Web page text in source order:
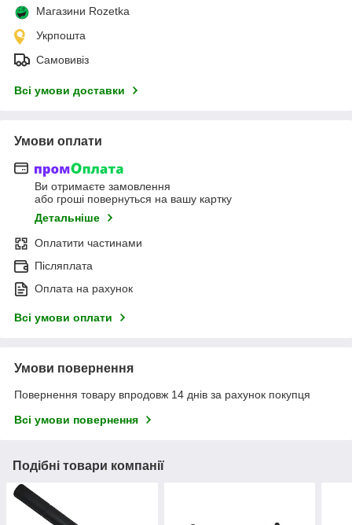
Магазини Rozetka
Укрпошта
Самовивіз
Всі умови доставки
Умови оплати
Ви отримаєте замовлення
або гроші повернуться на вашу картку
Детальніше
Оплатити частинами
Післяплата
Оплата на рахунок
Всі умови оплати
Умови повернення
Повернення товару впродовж 14 днів за рахунок покупця
Всі умови повернення
Подібні товари компанії